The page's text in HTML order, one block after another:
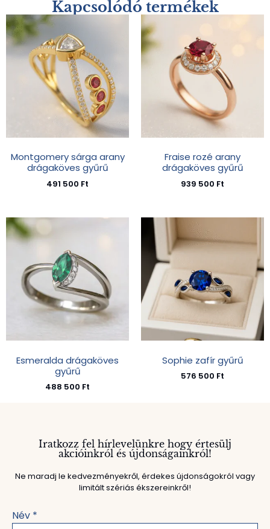
Kapcsolódó termékek
Montgomery sárga arany
drágaköves gyűrű
491 500 Ft
Fraise rozé arany
drágaköves gyűrű
939 500 Ft
Esmeralda drágaköves
gyűrű
488 500 Ft
Sophie zafír gyűrű
576 500 Ft
Iratkozz fel hírlevelünkre hogy értesülj
akcióinkról és újdonságainkról!
Ne maradj le kedvezményekről, érdekes újdonságokról vagy
limitált szériás ékszereinkről!
Név *